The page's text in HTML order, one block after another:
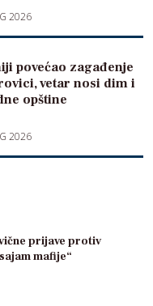
2026
povećao zagađenje
vetar nosi dim i
opštine
2026
prijave protiv
mafije“